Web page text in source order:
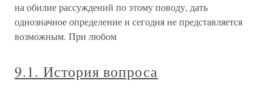
на обилие рассуждений по этому поводу, дать
однозначное определение и сегодня не представляется
возможным. При любом
9.1. История вопроса